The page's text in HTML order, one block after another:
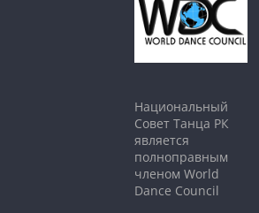
Национальный
Совет Танца РК
является
полноправным
членом World
Dance Council